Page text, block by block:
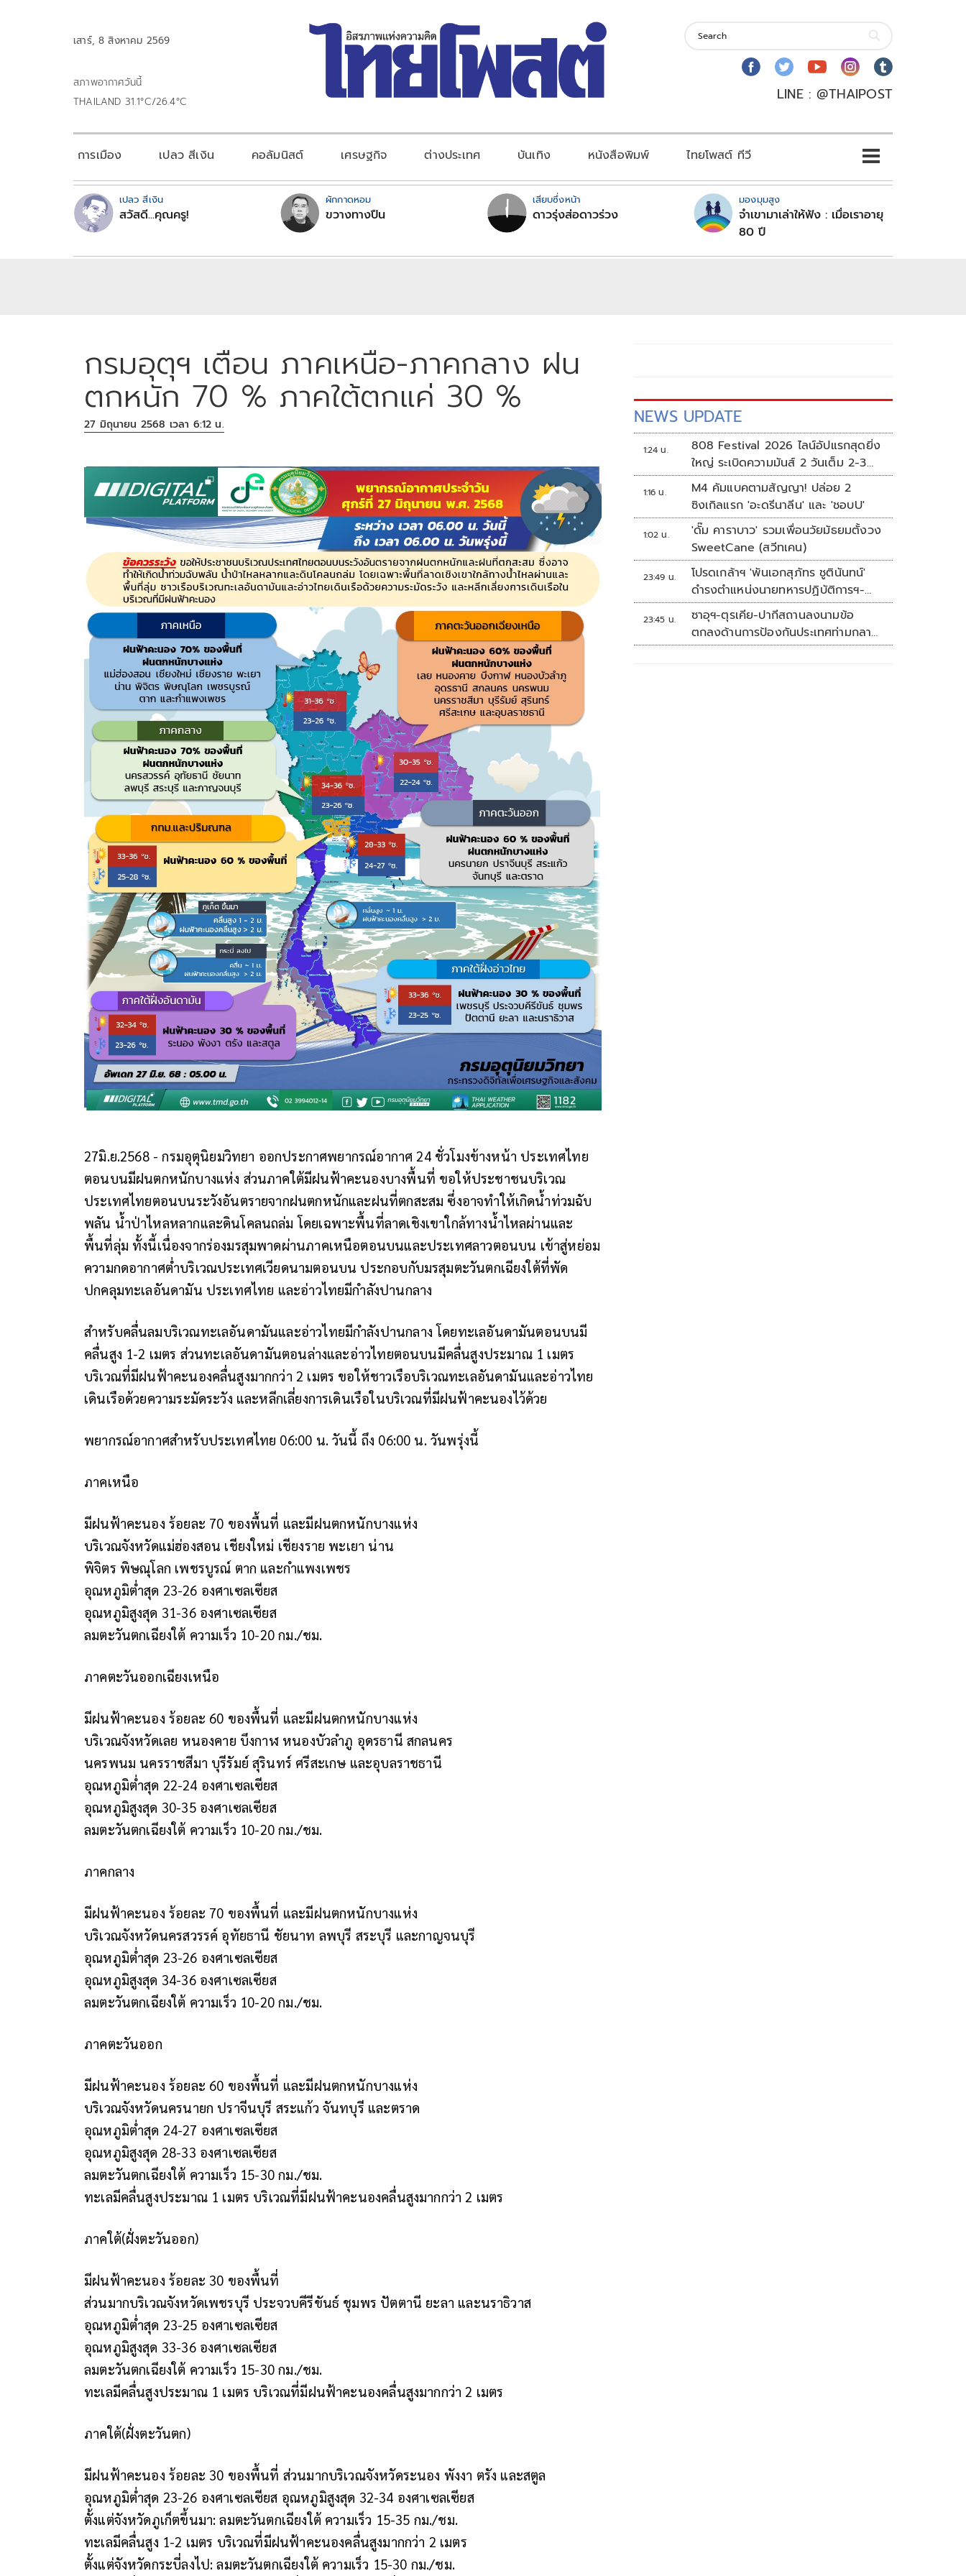
เสาร์, 8 สิงหาคม 2569
สภาพอากาศวันนี้
THAILAND 31.1°C/26.4°C
LINE : @THAIPOST
การเมือง เปลว สีเงิน คอลัมนิสต์ เศรษฐกิจ ต่างประเทศ บันเทิง หนังสือพิมพ์ ไทยโพสต์ ทีวี
เปลว สีเงิน
สวัสดี...คุณครู!
ผักกาดหอม
ขวางทางปืน
เสียบซึ่งหน้า
ดาวรุ่งส่อดาวร่วง
มองมุมสูง
จำเขามาเล่าให้ฟัง : เมื่อเราอายุ
80 ปี
กรมอุตุฯ เตือน ภาคเหนือ-ภาคกลาง ฝน
ตกหนัก 70 % ภาคใต้ตกแค่ 30 %
27 มิถุนายน 2568 เวลา 6:12 น.
27มิ.ย.2568 - กรมอุตุนิยมวิทยา ออกประกาศพยากรณ์อากาศ 24 ชั่วโมงข้างหน้า ประเทศไทย
ตอนบนมีฝนตกหนักบางแห่ง ส่วนภาคใต้มีฝนฟ้าคะนองบางพื้นที่ ขอให้ประชาชนบริเวณ
ประเทศไทยตอนบนระวังอันตรายจากฝนตกหนักและฝนที่ตกสะสม ซึ่งอาจทำให้เกิดน้ำท่วมฉับ
พลัน น้ำป่าไหลหลากและดินโคลนถล่ม โดยเฉพาะพื้นที่ลาดเชิงเขาใกล้ทางน้ำไหลผ่านและ
พื้นที่ลุ่ม ทั้งนี้เนื่องจากร่องมรสุมพาดผ่านภาคเหนือตอนบนและประเทศลาวตอนบน เข้าสู่หย่อม
ความกดอากาศต่ำบริเวณประเทศเวียดนามตอนบน ประกอบกับมรสุมตะวันตกเฉียงใต้ที่พัด
ปกคลุมทะเลอันดามัน ประเทศไทย และอ่าวไทยมีกำลังปานกลาง
สำหรับคลื่นลมบริเวณทะเลอันดามันและอ่าวไทยมีกำลังปานกลาง โดยทะเลอันดามันตอนบนมี
คลื่นสูง 1-2 เมตร ส่วนทะเลอันดามันตอนล่างและอ่าวไทยตอนบนมีคลื่นสูงประมาณ 1 เมตร
บริเวณที่มีฝนฟ้าคะนองคลื่นสูงมากกว่า 2 เมตร ขอให้ชาวเรือบริเวณทะเลอันดามันและอ่าวไทย
เดินเรือด้วยความระมัดระวัง และหลีกเลี่ยงการเดินเรือในบริเวณที่มีฝนฟ้าคะนองไว้ด้วย
พยากรณ์อากาศสำหรับประเทศไทย 06:00 น. วันนี้ ถึง 06:00 น. วันพรุ่งนี้
ภาคเหนือ
มีฝนฟ้าคะนอง ร้อยละ 70 ของพื้นที่ และมีฝนตกหนักบางแห่ง
บริเวณจังหวัดแม่ฮ่องสอน เชียงใหม่ เชียงราย พะเยา น่าน
พิจิตร พิษณุโลก เพชรบูรณ์ ตาก และกำแพงเพชร
อุณหภูมิต่ำสุด 23-26 องศาเซลเซียส
อุณหภูมิสูงสุด 31-36 องศาเซลเซียส
ลมตะวันตกเฉียงใต้ ความเร็ว 10-20 กม./ชม.
ภาคตะวันออกเฉียงเหนือ
มีฝนฟ้าคะนอง ร้อยละ 60 ของพื้นที่ และมีฝนตกหนักบางแห่ง
บริเวณจังหวัดเลย หนองคาย บึงกาฬ หนองบัวลำภู อุดรธานี สกลนคร
นครพนม นครราชสีมา บุรีรัมย์ สุรินทร์ ศรีสะเกษ และอุบลราชธานี
อุณหภูมิต่ำสุด 22-24 องศาเซลเซียส
อุณหภูมิสูงสุด 30-35 องศาเซลเซียส
ลมตะวันตกเฉียงใต้ ความเร็ว 10-20 กม./ชม.
ภาคกลาง
มีฝนฟ้าคะนอง ร้อยละ 70 ของพื้นที่ และมีฝนตกหนักบางแห่ง
บริเวณจังหวัดนครสวรรค์ อุทัยธานี ชัยนาท ลพบุรี สระบุรี และกาญจนบุรี
อุณหภูมิต่ำสุด 23-26 องศาเซลเซียส
อุณหภูมิสูงสุด 34-36 องศาเซลเซียส
ลมตะวันตกเฉียงใต้ ความเร็ว 10-20 กม./ชม.
ภาคตะวันออก
มีฝนฟ้าคะนอง ร้อยละ 60 ของพื้นที่ และมีฝนตกหนักบางแห่ง
บริเวณจังหวัดนครนายก ปราจีนบุรี สระแก้ว จันทบุรี และตราด
อุณหภูมิต่ำสุด 24-27 องศาเซลเซียส
อุณหภูมิสูงสุด 28-33 องศาเซลเซียส
ลมตะวันตกเฉียงใต้ ความเร็ว 15-30 กม./ชม.
ทะเลมีคลื่นสูงประมาณ 1 เมตร บริเวณที่มีฝนฟ้าคะนองคลื่นสูงมากกว่า 2 เมตร
ภาคใต้(ฝั่งตะวันออก)
มีฝนฟ้าคะนอง ร้อยละ 30 ของพื้นที่
ส่วนมากบริเวณจังหวัดเพชรบุรี ประจวบคีรีขันธ์ ชุมพร ปัตตานี ยะลา และนราธิวาส
อุณหภูมิต่ำสุด 23-25 องศาเซลเซียส
อุณหภูมิสูงสุด 33-36 องศาเซลเซียส
ลมตะวันตกเฉียงใต้ ความเร็ว 15-30 กม./ชม.
ทะเลมีคลื่นสูงประมาณ 1 เมตร บริเวณที่มีฝนฟ้าคะนองคลื่นสูงมากกว่า 2 เมตร
ภาคใต้(ฝั่งตะวันตก)
มีฝนฟ้าคะนอง ร้อยละ 30 ของพื้นที่ ส่วนมากบริเวณจังหวัดระนอง พังงา ตรัง และสตูล
อุณหภูมิต่ำสุด 23-26 องศาเซลเซียส อุณหภูมิสูงสุด 32-34 องศาเซลเซียส
ตั้งแต่จังหวัดภูเก็ตขึ้นมา: ลมตะวันตกเฉียงใต้ ความเร็ว 15-35 กม./ชม.
ทะเลมีคลื่นสูง 1-2 เมตร บริเวณที่มีฝนฟ้าคะนองคลื่นสูงมากกว่า 2 เมตร
ตั้งแต่จังหวัดกระบี่ลงไป: ลมตะวันตกเฉียงใต้ ความเร็ว 15-30 กม./ชม.
NEWS UPDATE
1:24 น.
808 Festival 2026 ไลน์อัปแรกสุดยิ่ง
ใหญ่ ระเบิดความมันส์ 2 วันเต็ม 2-3
ต.ค.นี้
1:16 น.
M4 คัมแบคตามสัญญา! ปล่อย 2
ซิงเกิลแรก 'อะดรีนาลีน' และ 'ชอบU'
1:02 น.
'ดั๊ม คาราบาว' รวมเพื่อนวัยมัธยมตั้งวง
SweetCane (สวีทเคน)
23:49 น.
โปรดเกล้าฯ 'พันเอกสุภัทร ชูตินันทน์'
ดำรงตำแหน่งนายทหารปฏิบัติการฯ-
พระราชทานยศ 'พลตรี'
23:45 น.
ซาอุฯ-ตุรเคีย-ปากีสถานลงนามข้อ
ตกลงด้านการป้องกันประเทศท่ามกลาง
สงครามในภูมิภาค